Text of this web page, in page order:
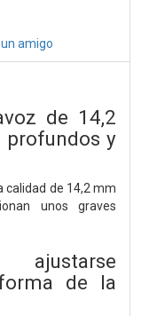
amigo
de 14,2
profundos y
calidad de 14,2 mm
unos graves
de la